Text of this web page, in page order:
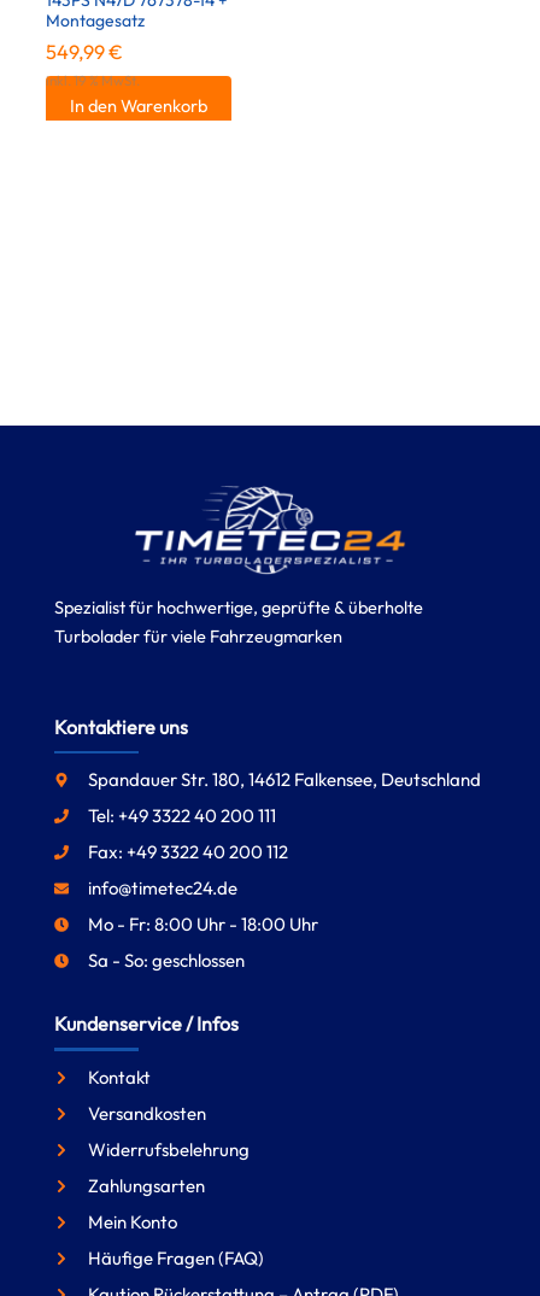
Montagesatz
549,99€
inkl. 19 % MwSt.
In den Warenkorb
Spezialist für hochwertige, geprüfte & überholte
Turbolader für viele Fahrzeugmarken
Kontaktiere uns
Spandauer Str. 180, 14612 Falkensee, Deutschland
Tel: +49 3322 40 200 111
Fax: +49 3322 40 200 112
info@timetec24.de
Mo - Fr: 8:00 Uhr - 18:00 Uhr
Sa - So: geschlossen
Kundenservice / Infos
Kontakt
Versandkosten
Widerrufsbelehrung
Zahlungsarten
Mein Konto
Häufige Fragen (FAQ)